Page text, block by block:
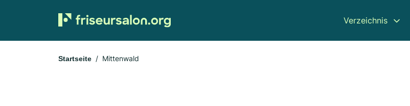
Verzeichnis
Startseite Mittenwald